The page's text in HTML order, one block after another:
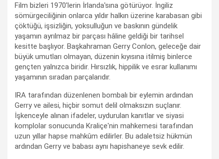
Film bizleri 1970'lerin İrlanda'sına götürüyor. İngiliz
sömürgeciliğinin onlarca yıldır halkın üzerine karabasan gibi
çöktüğü, işsizliğin, yoksulluğun ve baskının gündelik
yaşamın ayrılmaz bir parçası hâline geldiği bir tarihsel
kesitte başlıyor. Başkahraman Gerry Conlon, geleceğe dair
büyük umutları olmayan, düzenin kıyısına itilmiş binlerce
gençten yalnızca biridir. Hırsızlık, hippilik ve esrar kullanımı
yaşamının sıradan parçalarıdır.
IRA tarafından düzenlenen bombalı bir eylemin ardından
Gerry ve ailesi, hiçbir somut delil olmaksızın suçlanır.
İşkenceyle alınan ifadeler, uydurulan kanıtlar ve siyasi
komplolar sonucunda Kraliçe'nin mahkemesi tarafından
uzun yıllar hapse mahkûm edilirler. Bu adaletsiz hükmün
ardından Gerry ve babası aynı hapishaneye sevk edilir.